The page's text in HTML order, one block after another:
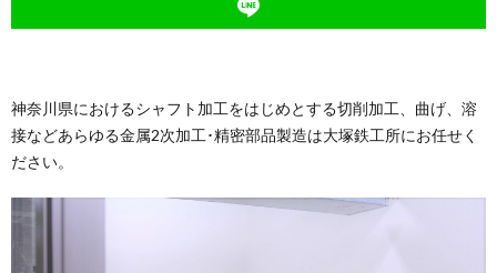
神奈川県におけるシャフト加工をはじめとする切削加工、曲げ、溶
接などあらゆる金属2次加工･精密部品製造は大塚鉄工所にお任せく
ださい。